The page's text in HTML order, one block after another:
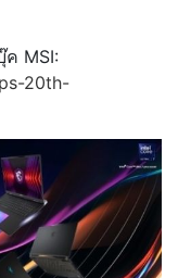
MSI:
20th-